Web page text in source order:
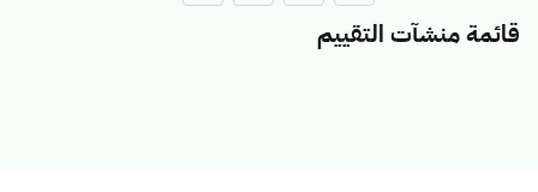
قائمة منشآت التقييم